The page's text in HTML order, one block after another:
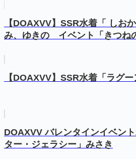
【DOAXVV】SSR水着「 しお
み、ゆきの イベント「きつね
【DOAXVV】SSR水着「ラグ
DOAXVV バレンタインイベン
ター・ジェラシー」みさき